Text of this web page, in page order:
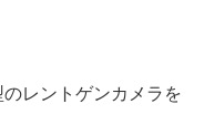
レントゲンカメラを